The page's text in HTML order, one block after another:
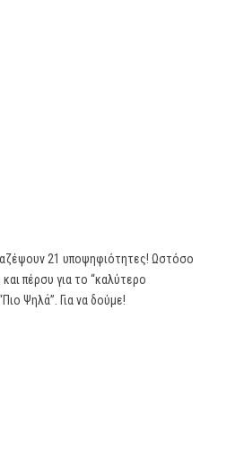
21 υποψηφιότητες! Ωστόσο
πέρσυ για το “καλύτερο
Ψηλά”. Για να δούμε!